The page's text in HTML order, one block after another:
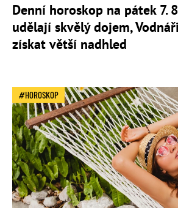
Denní horoskop na pátek 7.
udělají skvělý dojem,
získat větší nadhled
HOROSKOP